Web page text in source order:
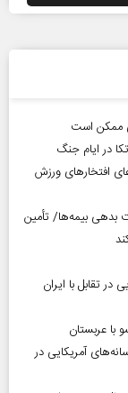
ممکن است
افتخارهای ورزش
بدهی بیمه‌ها/ تأمین
تقابل با ایران
عربستان
آمریکایی در